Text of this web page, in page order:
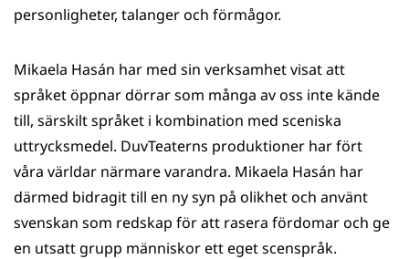
personligheter, talanger och förmågor.
Mikaela Hasán har med sin verksamhet visat att
språket öppnar dörrar som många av oss inte kände
till, särskilt språket i kombination med sceniska
uttrycksmedel. DuvTeaterns produktioner har fört
våra världar närmare varandra. Mikaela Hasán har
därmed bidragit till en ny syn på olikhet och använt
svenskan som redskap för att rasera fördomar och ge
en utsatt grupp människor ett eget scenspråk.